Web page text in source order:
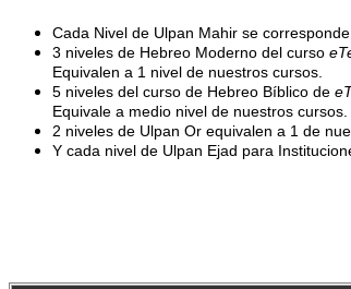
Cada Nivel de Ulpan Mahir se
3 niveles de Hebreo Moderno del curso
Equivalen a 1 nivel de nuestros cursos.
5 niveles del curso de Hebreo Bíblico de
Equivale a medio nivel de nuestros cursos.
2 niveles de Ulpan Or equivalen a 1 de
Y cada nivel de Ulpan Ejad para